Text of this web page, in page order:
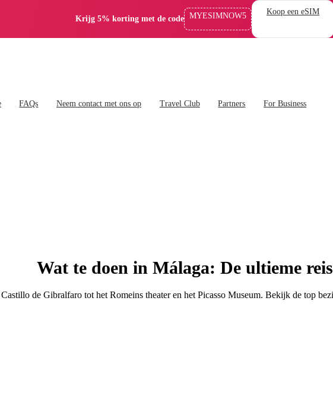
Krijg 5% korting met de code MYESIMNOW5 Koop een eSIM
FAQs Neem contact met ons op Travel Club Partners For Business
Wat te doen in Málaga: De ultieme
de Gibralfaro tot het Romeins theater en het Picasso Museum. Bekijk de top